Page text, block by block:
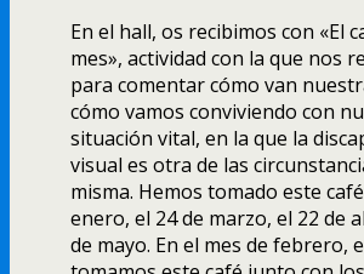
En el hall, os recibimos con «El
mes», actividad con la que nos
para comentar cómo van
cómo vamos conviviendo con
situación vital, en la que la
visual es otra de las
misma. Hemos tomado este
enero, el 24 de marzo, el 22 de
de mayo. En el mes de febrero,